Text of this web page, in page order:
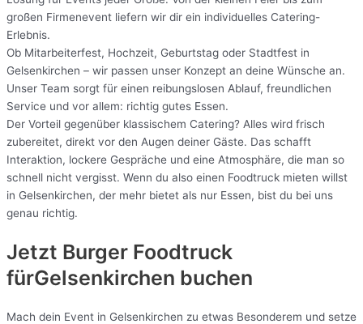
großen Firmenevent liefern wir dir ein individuelles Catering-
Erlebnis.
Ob Mitarbeiterfest, Hochzeit, Geburtstag oder Stadtfest in
Gelsenkirchen – wir passen unser Konzept an deine Wünsche an.
Unser Team sorgt für einen reibungslosen Ablauf, freundlichen
Service und vor allem: richtig gutes Essen.
Der Vorteil gegenüber klassischem Catering? Alles wird frisch
zubereitet, direkt vor den Augen deiner Gäste. Das schafft
Interaktion, lockere Gespräche und eine Atmosphäre, die man so
schnell nicht vergisst. Wenn du also einen Foodtruck mieten willst
in Gelsenkirchen, der mehr bietet als nur Essen, bist du bei uns
genau richtig.
Jetzt Burger Foodtruck
fürGelsenkirchen buchen
Mach dein Event in Gelsenkirchen zu etwas Besonderem und setze